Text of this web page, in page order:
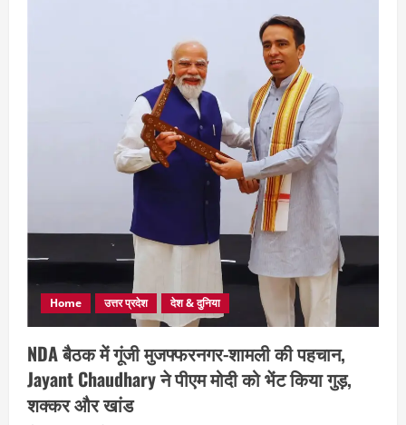
Home उत्तर प्रदेश देश & दुनिया
NDA बैठक में गूंजी मुजफ्फरनगर-शामली की पहचान,
Jayant Chaudhary ने पीएम मोदी को भेंट किया गुड़,
शक्कर और खांड